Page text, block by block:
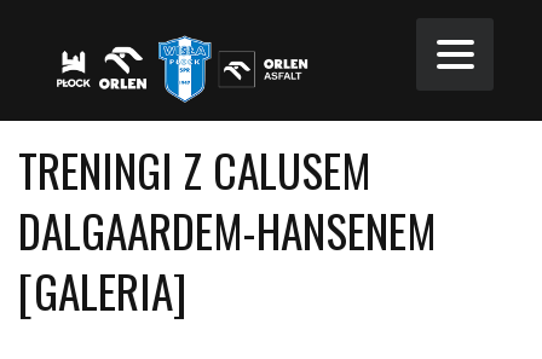
TRENINGI Z CALUSEM
DALGAARDEM-HANSENEM
[GALERIA]